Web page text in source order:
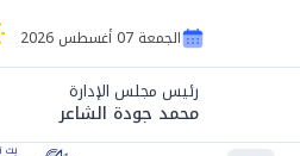
الجمعة 07 أغسطس 2026
رئيس مجلس الإدارة
محمد جودة الشاعر